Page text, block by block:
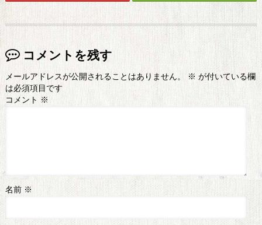
コメントを残す
メールアドレスが公開されることはありません。 ※ が付いている欄
は必須項目です
コメント ※
名前 ※